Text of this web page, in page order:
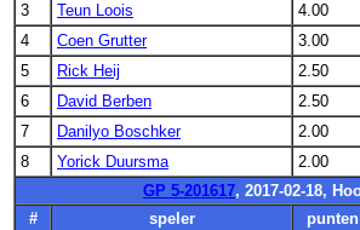
3
Teun Loois 4.00
4
Coen Grutter 3.00
5
Rick Heij 2.50
6
David Berben 2.50
7
Danilyo Boschker 2.00
8
Yorick Duursma 2.00
GP 5-201617, 2017-02-18,
#
speler punten